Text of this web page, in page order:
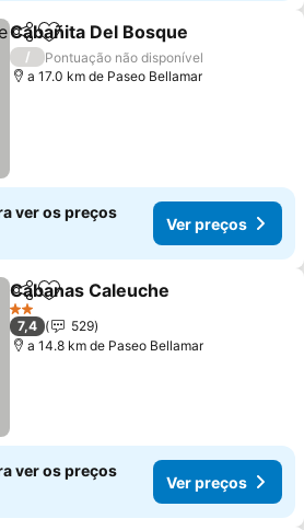
PartilharAdicionar aos favoritos
Cabañita Del Bosque
/
Pontuação não disponível
a 17.0 km de Paseo Bellamar
ver os preços
Ver preços
PartilharAdicionar aos favoritos
Cabanas Caleuche
2 Estrelas
7,4
529
a 14.8 km de Paseo Bellamar
ver os preços
Ver preços